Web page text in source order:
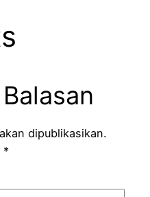
dipublikasikan.
*